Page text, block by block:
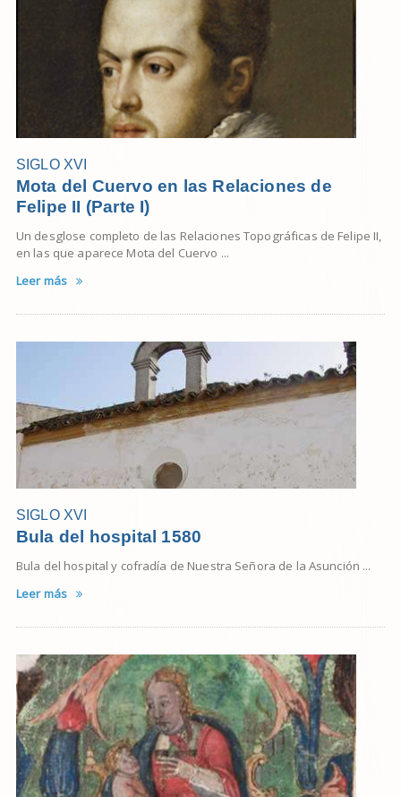
SIGLO XVI
Mota del Cuervo en las Relaciones de
Felipe II (Parte I)
Un desglose completo de las Relaciones Topográficas de Felipe II,
en las que aparece Mota del Cuervo ...
Leer más
SIGLO XVI
Bula del hospital 1580
Bula del hospital y cofradía de Nuestra Señora de la Asunción ...
Leer más